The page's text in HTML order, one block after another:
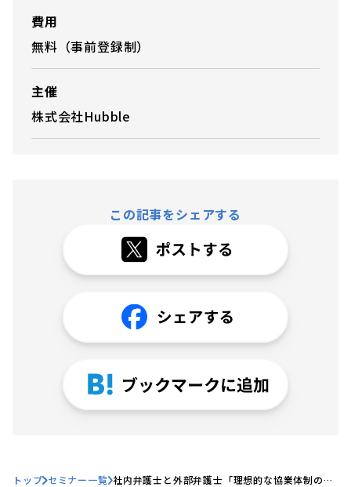
費用
無料（事前登録制）
主催
株式会社Hubble
この記事をシェアする
トップ セミナー一覧 社内弁護士と外部弁護士「理想的な協業体制の構